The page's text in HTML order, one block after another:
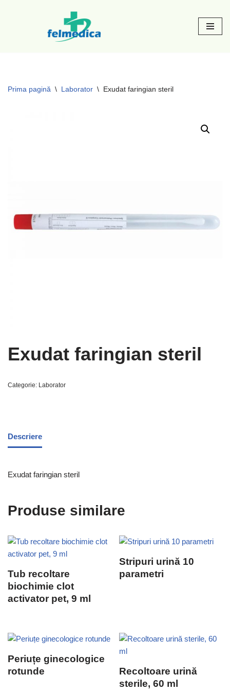
Prima pagină \ Laborator \ Exudat faringian steril
Exudat faringian steril
Categorie: Laborator
Descriere
Exudat faringian steril
Produse similare
Tub recoltare
biochimie clot
activator pet, 9 ml
Stripuri urină 10
parametri
Periuțe ginecologice
rotunde
Recoltoare urină
sterile, 60 ml